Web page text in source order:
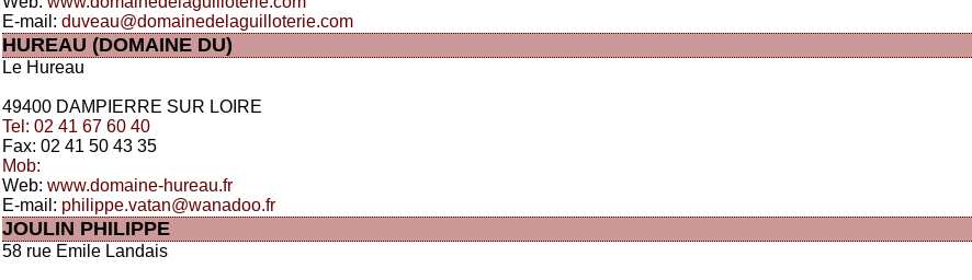
E-mail: duveau@domainedelaguilloterie.com
HUREAU (DOMAINE DU)
Le Hureau
49400 DAMPIERRE SUR LOIRE
Tel: 02 41 67 60 40
Fax: 02 41 50 43 35
Mob:
Web: www.domaine-hureau.fr
E-mail: philippe.vatan@wanadoo.fr
JOULIN PHILIPPE
58 rue Emile Landais